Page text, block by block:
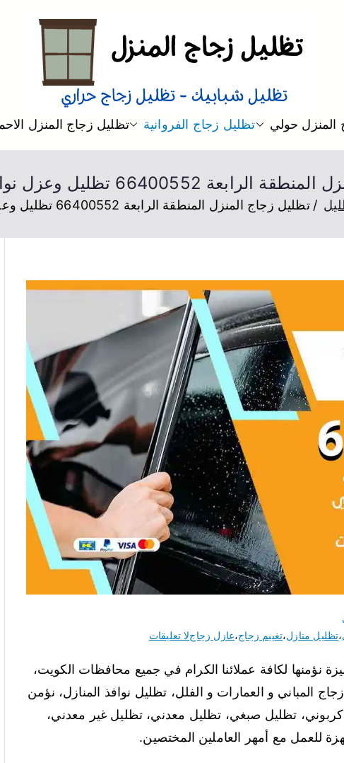
تظليل منازل
تظليل زجاج منازل من الداخل و المنزل حولي تظليل زجاج الفروانية تظليل زجاج المنزل
تظليل وعزل نوافذ منازل ومباني
تظليل زجاج المنزل المنطقة الرابعة 66400552 تظليل وعزل نوافذ منازل ومباني
،تظليل منازل،تغييم زجاج،عازل زجاجلا تعليقات
نؤمنها لكافة عملائنا الكرام في جميع محافظات الكويت،
المباني و العمارات و الفلل، تظليل نوافذ المنازل، نؤمن
كربوني، تظليل صبغي، تظليل معدني، تظليل غير معدني،